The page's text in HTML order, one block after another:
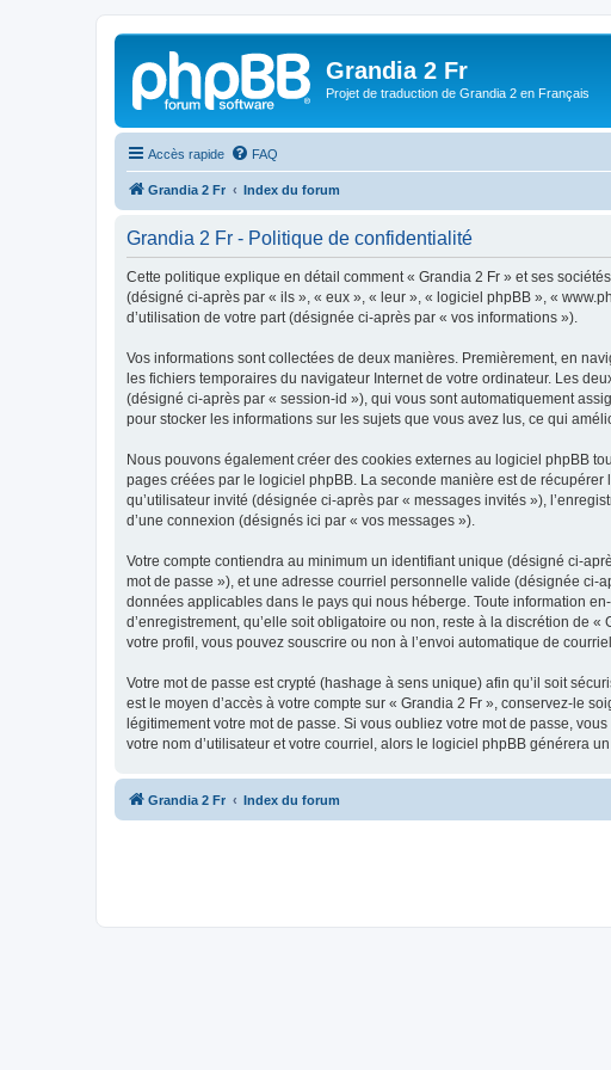
Grandia 2 Fr
Projet de traduction de Grandia 2 en Français
Accès rapide FAQ
Grandia 2 Fr Index du forum
Grandia 2 Fr - Politique de confidentialité
Cette politique explique en détail comment « Grandia 2 Fr » et ses
(désigné ci-après par « ils », « eux », « leur », « logiciel phpBB », «
d’utilisation de votre part (désignée ci-après par « vos informations »).
Vos informations sont collectées de deux manières. Premièrement, en
les fichiers temporaires du navigateur Internet de votre ordinateur. Les
(désigné ci-après par « session-id »), qui vous sont automatiquement
pour stocker les informations sur les sujets que vous avez lus, ce qui
Nous pouvons également créer des cookies externes au logiciel phpBB
pages créées par le logiciel phpBB. La seconde manière est de
qu’utilisateur invité (désignée ci-après par « messages invités »),
d’une connexion (désignés ici par « vos messages »).
Votre compte contiendra au minimum un identifiant unique (désigné ci-
mot de passe »), et une adresse courriel personnelle valide (désignée ci-
données applicables dans le pays qui nous héberge. Toute information
d’enregistrement, qu’elle soit obligatoire ou non, reste à la discrétion de
votre profil, vous pouvez souscrire ou non à l’envoi automatique de
Votre mot de passe est crypté (hashage à sens unique) afin qu’il soit
est le moyen d’accès à votre compte sur « Grandia 2 Fr », conservez-le
légitimement votre mot de passe. Si vous oubliez votre mot de passe,
votre nom d’utilisateur et votre courriel, alors le logiciel phpBB générera
Grandia 2 Fr Index du forum